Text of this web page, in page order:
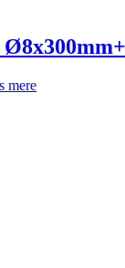
mere